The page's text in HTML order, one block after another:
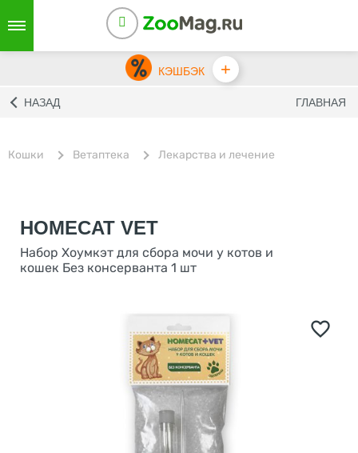
КЭШБЭК +
НАЗАД ГЛАВНАЯ
Кошки Ветаптека Лекарства и лечение
HOMECAT VET
Набор Хоумкэт для сбора мочи у котов и
кошек Без консерванта 1 шт